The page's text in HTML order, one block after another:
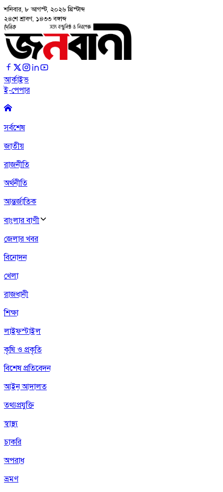
শনিবার, ৮ আগস্ট, ২০২৬ খ্রিস্টাব্দ
২৪শে শ্রাবণ, ১৪৩৩ বঙ্গাব্দ
আর্কাইভ
ই-পেপার
সর্বশেষ
জাতীয়
রাজনীতি
অর্থনীতি
আন্তর্জাতিক
বাংলার বাণী
জেলার খবর
বিনোদন
খেলা
রাজধানী
শিক্ষা
লাইফস্টাইল
কৃষি ও প্রকৃতি
বিশেষ প্রতিবেদন
আইন আদালত
তথ্যপ্রযুক্তি
স্বাস্থ্য
চাকরি
অপরাধ
ভ্রমণ